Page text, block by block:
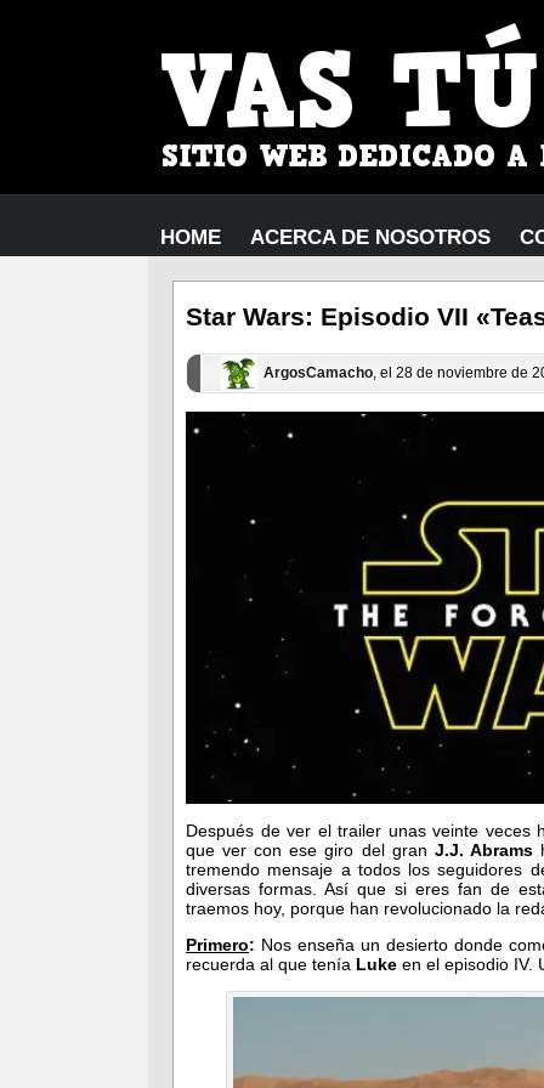
HOME ACERCA DE NOSOTROS
Star Wars: Episodio VII
ArgosCamacho, el 28 de noviembre de
Después de ver el trailer unas veinte veces
que ver con ese giro del gran J.J. Abrams
tremendo mensaje a todos los seguidores
diversas formas. Así que si eres fan de
traemos hoy, porque han revolucionado la
Primero: Nos enseña un desierto donde
recuerda al que tenía Luke en el episodio IV.